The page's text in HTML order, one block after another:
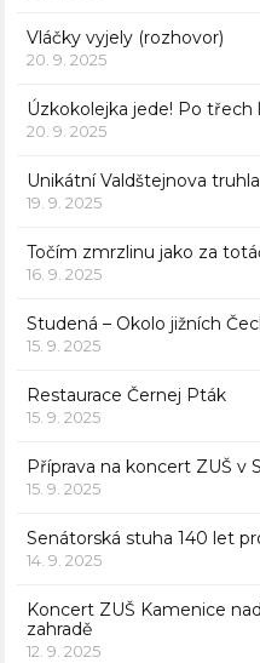
Vláčky vyjely (rozhovor)
20. 9. 2025
Úzkokolejka jede! Po třech
20. 9. 2025
Unikátní Valdštejnova
19. 9. 2025
Točím zmrzlinu jako za
16. 9. 2025
Studená – Okolo jižních
15. 9. 2025
Restaurace Černej Pták
15. 9. 2025
Příprava na koncert ZUŠ v
15. 9. 2025
Senátorská stuha 140 let
14. 9. 2025
Koncert ZUŠ Kamenice
zahradě
12. 9. 2025